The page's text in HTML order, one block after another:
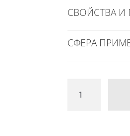
товара
СВОЙСТВА
СФЕРА